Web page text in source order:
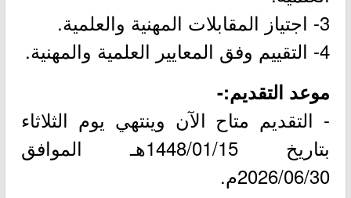
3- اجتياز المقابلات المهنية والعلمية.
4- التقييم وفق المعايير العلمية والمهنية.
موعد التقديم:-
- التقديم متاح الآن وينتهي يوم الثلاثاء
بتاريخ 1448/01/15هـ الموافق
2026/06/30م.